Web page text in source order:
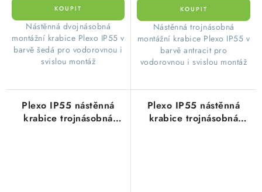
​Nástěnná dvojnásobná
montážní krabice Plexo IP55 v
barvě šedá pro vodorovnou i
svislou montáž
​Nástěnná trojnásobná
montážní krabice Plexo IP55 v
barvě antracit pro
vodorovnou i svislou montáž
Plexo IP55 nástěnná
krabice trojnásobná
Plexo IP55 nástěnná
krabice trojnásobná